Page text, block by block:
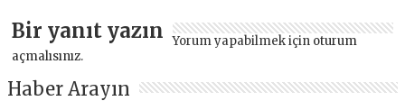
Bir yanıt yazın Yorum yapabilmek için oturum
açmalısınız.
Haber Arayın